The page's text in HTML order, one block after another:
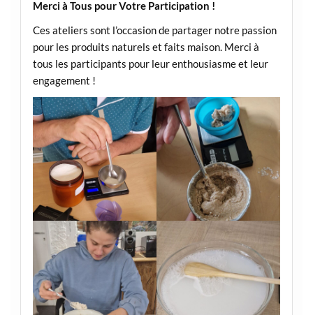
Merci à Tous pour Votre Participation !
Ces ateliers sont l’occasion de partager notre passion
pour les produits naturels et faits maison. Merci à
tous les participants pour leur enthousiasme et leur
engagement !